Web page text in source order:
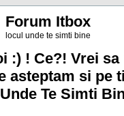
Forum Itbox
locul unde te simti bine
:) ! Ce?! Vrei
asteptam si pe
Te Simti